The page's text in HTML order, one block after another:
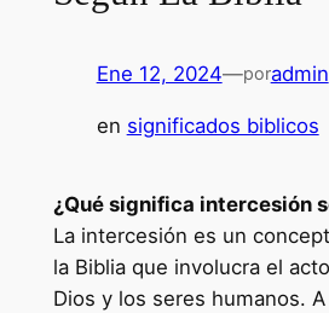
Ene 12, 2024—poradmin
en significados biblicos
¿Qué significa intercesión
La intercesión es un
la Biblia que involucra el
Dios y los seres humanos.